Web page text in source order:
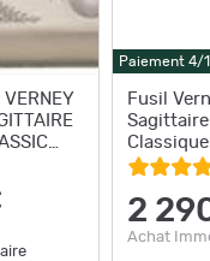
VERNEY
Paiement 4/
Fusil
2
Achat